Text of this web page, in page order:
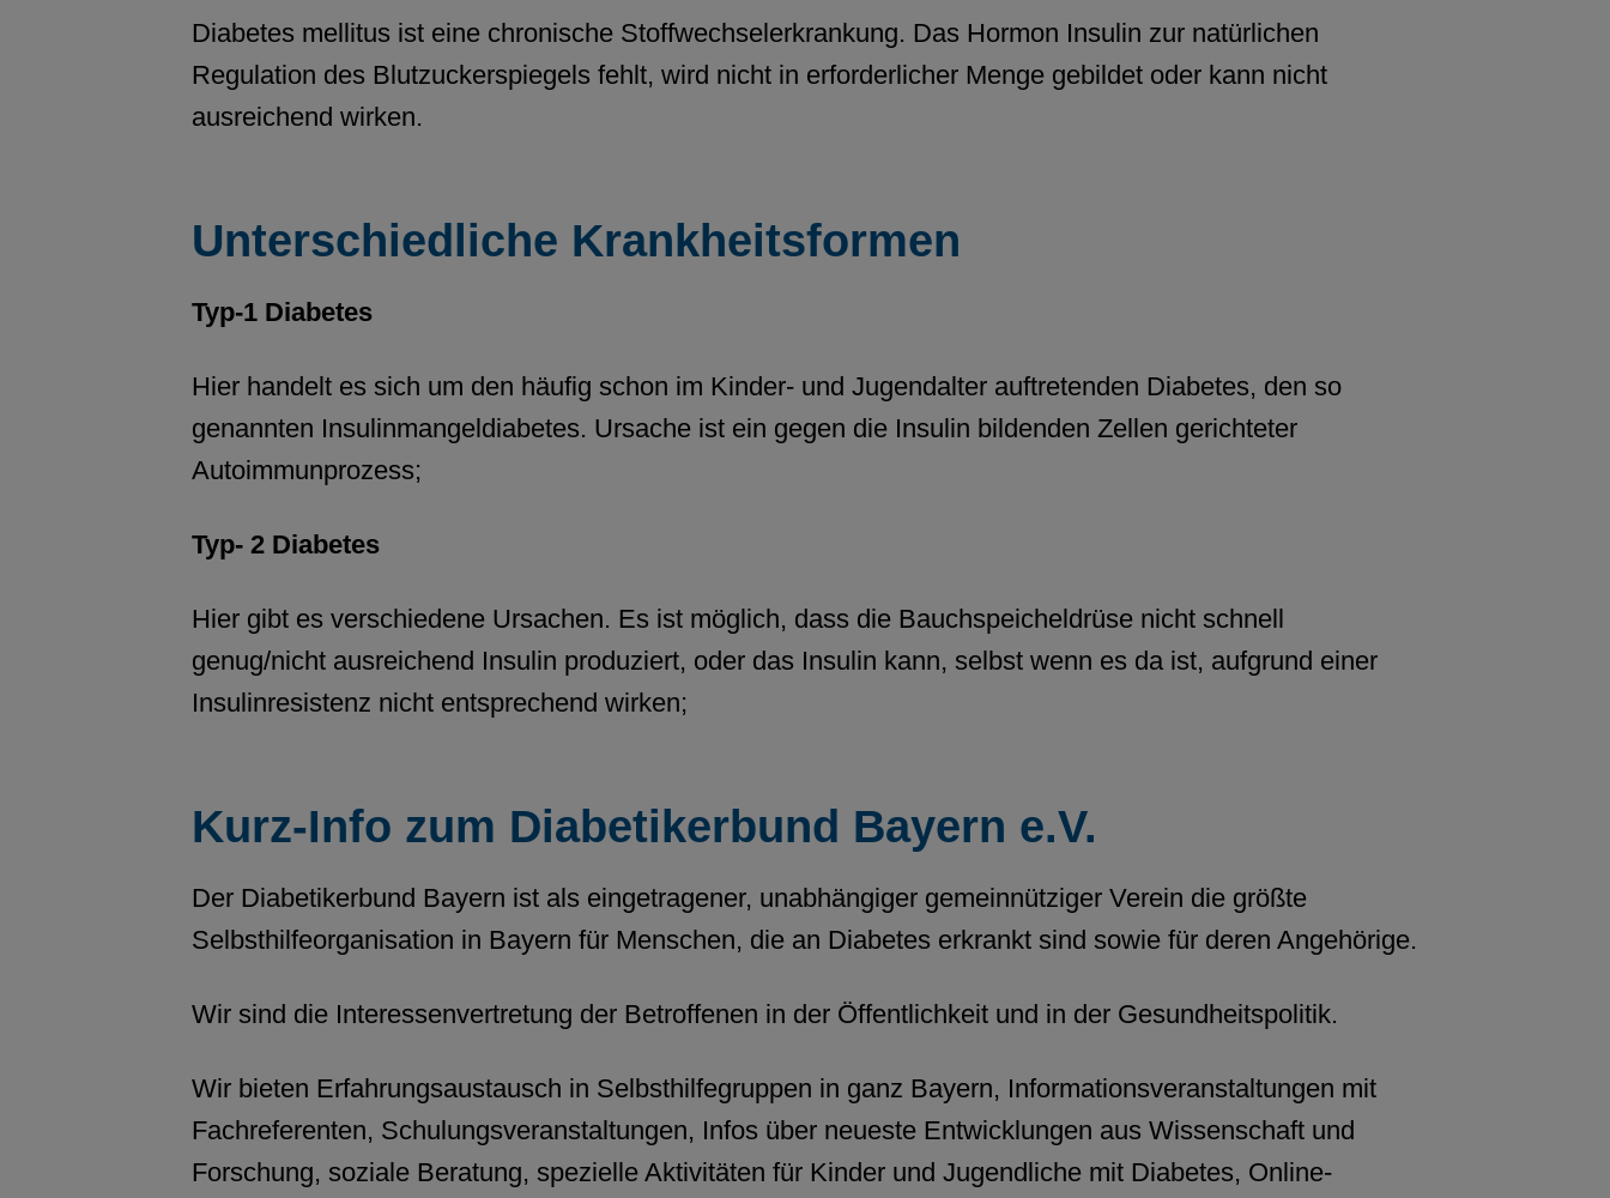
Diabetes mellitus ist eine chronische Stoffwechselerkrankung. Das Hormon Insulin zur natürlichen
Regulation des Blutzuckerspiegels fehlt, wird nicht in erforderlicher Menge gebildet oder kann nicht
ausreichend wirken.
Unterschiedliche Krankheitsformen
Typ-1 Diabetes
Hier handelt es sich um den häufig schon im Kinder- und Jugendalter auftretenden Diabetes, den so
genannten Insulinmangeldiabetes. Ursache ist ein gegen die Insulin bildenden Zellen gerichteter
Autoimmunprozess;
Typ- 2 Diabetes
Hier gibt es verschiedene Ursachen. Es ist möglich, dass die Bauchspeicheldrüse nicht schnell
genug/nicht ausreichend Insulin produziert, oder das Insulin kann, selbst wenn es da ist, aufgrund einer
Insulinresistenz nicht entsprechend wirken;
Kurz-Info zum Diabetikerbund Bayern e.V.
Der Diabetikerbund Bayern ist als eingetragener, unabhängiger gemeinnütziger Verein die größte
Selbsthilfeorganisation in Bayern für Menschen, die an Diabetes erkrankt sind sowie für deren Angehörige.
Wir sind die Interessenvertretung der Betroffenen in der Öffentlichkeit und in der Gesundheitspolitik.
Wir bieten Erfahrungsaustausch in Selbsthilfegruppen in ganz Bayern, Informationsveranstaltungen mit
Fachreferenten, Schulungsveranstaltungen, Infos über neueste Entwicklungen aus Wissenschaft und
Forschung, soziale Beratung, spezielle Aktivitäten für Kinder und Jugendliche mit Diabetes, Online-